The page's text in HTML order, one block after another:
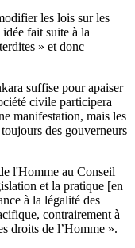
les lois sur les
fait suite à la
» et donc
suffise pour apaiser
civile participera
manifestation, mais les
des gouverneurs
l'Homme au Conseil
et la pratique [en
à la légalité des
contrairement à
droits de l’Homme ».